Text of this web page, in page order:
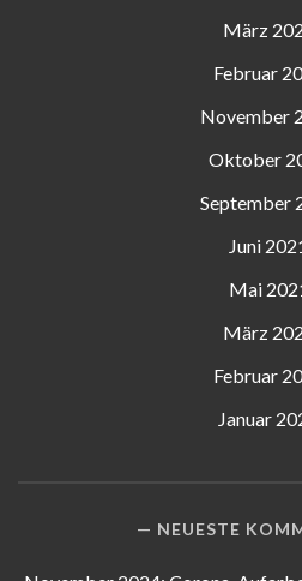
März
Februar
November
Oktober
September
Juni
Mai
März
Februar
Januar
NEUESTE